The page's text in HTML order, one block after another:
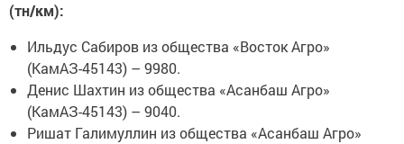
(тн/км):
Ильдус Сабиров из общества «Восток Агро»
(КамАЗ-45143) – 9980.
Денис Шахтин из общества «Асанбаш Агро»
(КамАЗ-45143) – 9040.
Ришат Галимуллин из общества «Асанбаш Агро»